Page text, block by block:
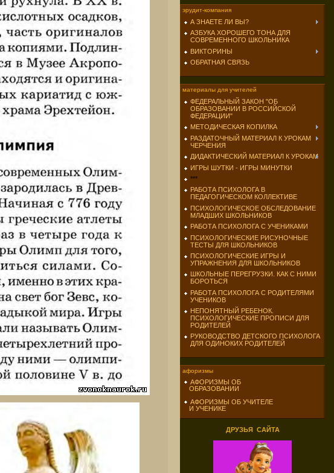
эрудит-компания
А ЗНАЕТЕ ЛИ ВЫ?
АЗБУКА ХОРОШЕГО ТОНА ДЛЯ
СОВРЕМЕННОГО ШКОЛЬНИКА
ВИКТОРИНЫ
ОБРАТНАЯ СВЯЗЬ
материалы для учителей
ФЕДЕРАЛЬНЫЙ ЗАКОН "ОБ
ОБРАЗОВАНИИ В РОССИЙСКОЙ
ФЕДЕРАЦИИ"
МЕТОДИЧЕСКАЯ КОПИЛКА
РАЗДАТОЧНЫЙ МАТЕРИАЛ К УРОКАМ
ЧЕРЧЕНИЯ
ДИДАКТИЧЕСКИЙ МАТЕРИАЛ К УРОКАМ
ИГРЫ ШУТКИ - ИГРЫ МИНУТКИ
***
РАБОТА ПСИХОЛОГА В
ПЕДАГОГИЧЕСКОМ КОЛЛЕКТИВЕ
ПСИХОЛОГИЧЕСКОЕ ОБСЛЕДОВАНИЕ
МЛАДШИХ ШКОЛЬНИКОВ
РАБОТА ПСИХОЛОГА С УЧЕНИКАМИ
ПСИХОЛОГИЧЕСКИЕ РИСУНОЧНЫЕ
ТЕСТЫ ДЛЯ ШКОЛЬНИКОВ
ПСИХОЛОГИЧЕСКИЕ ИГРЫ И
УПРАЖНЕНИЯ ДЛЯ ШКОЛЬНИКОВ
ШКОЛЬНЫЕ ПЕРЕГРУЗКИ. КАК С НИМИ
БОРОТЬСЯ
РАБОТА ПСИХОЛОГА С РОДИТЕЛЯМИ
УЧЕНИКОВ
НЕПОНЯТНЫЙ РЕБЕНОК.
ПСИХОЛОГИЧЕСКИЕ ПРОПИСИ ДЛЯ
РОДИТЕЛЕЙ
РУКОВОДСТВО ДЕТСКОГО ПСИХОЛОГА
ДЛЯ ОДИНОКИХ РОДИТЕЛЕЙ
афоризмы
АФОРИЗМЫ ОБ
ОБРАЗОВАНИИ
АФОРИЗМЫ ОБ УЧИТЕЛЕ
И УЧЕНИКЕ
ДРУЗЬЯ САЙТА